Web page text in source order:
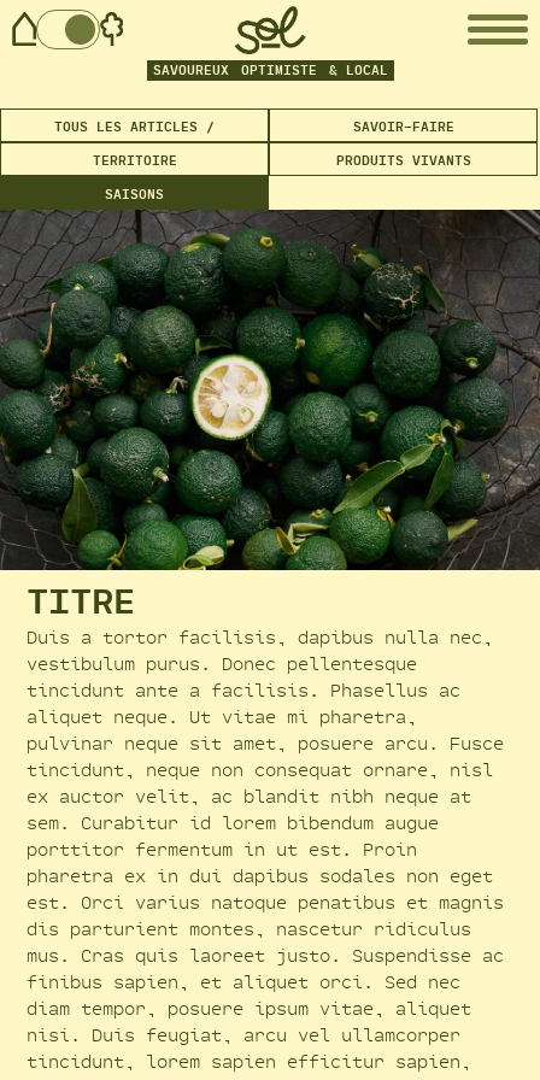
SAVOUREUX OPTIMISTE & LOCAL
TOUS LES ARTICLES /
SAVOIR-FAIRE
TERRITOIRE
PRODUITS VIVANTS
SAISONS
TITRE
Duis a tortor facilisis, dapibus nulla nec,
vestibulum purus. Donec pellentesque
tincidunt ante a facilisis. Phasellus ac
aliquet neque. Ut vitae mi pharetra,
pulvinar neque sit amet, posuere arcu. Fusce
tincidunt, neque non consequat ornare, nisl
ex auctor velit, ac blandit nibh neque at
sem. Curabitur id lorem bibendum augue
porttitor fermentum in ut est. Proin
pharetra ex in dui dapibus sodales non eget
est. Orci varius natoque penatibus et magnis
dis parturient montes, nascetur ridiculus
mus. Cras quis laoreet justo. Suspendisse ac
finibus sapien, et aliquet orci. Sed nec
diam tempor, posuere ipsum vitae, aliquet
nisi. Duis feugiat, arcu vel ullamcorper
tincidunt, lorem sapien efficitur sapien,